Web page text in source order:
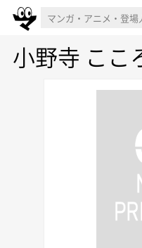
小野寺 ここ